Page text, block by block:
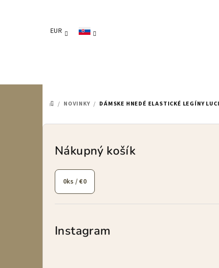
EUR
DOMOV
/ NOVINKY / DÁMSKE HNEDÉ ELASTICKÉ LEGÍNY
B
Nákupný košík
0ks /€0
Instagram